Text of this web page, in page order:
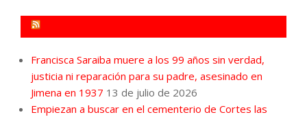
Francisca Saraiba muere a los 99 años sin verdad,
justicia ni reparación para su padre, asesinado en
Jimena en 1937 13 de julio de 2026
Empiezan a buscar en el cementerio de Cortes las